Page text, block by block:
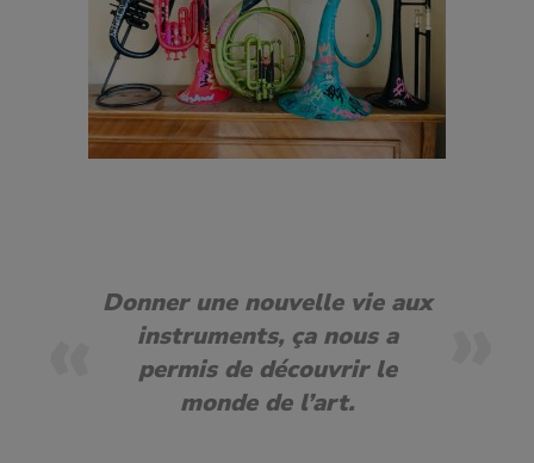
Donner une nouvelle vie aux
instruments, ça nous a
permis de découvrir le
monde de l’art.